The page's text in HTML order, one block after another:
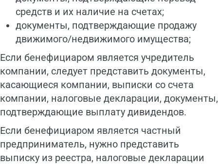
средств и их наличие на счетах;
документы, подтверждающие продажу
движимого/недвижимого имущества;
Если бенефициаром является учредитель
компании, следует представить документы,
касающиеся компании, выписки со счета
компании, налоговые декларации, документы,
подтверждающие выплату дивидендов.
Если бенефициаром является частный
предприниматель, нужно представить
выписку из реестра, налоговые декларации